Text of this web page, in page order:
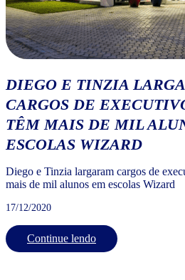
DIEGO E TINZIA
CARGOS DE
TÊM MAIS DE MIL
ESCOLAS WIZARD
Diego e Tinzia largaram cargos de
mais de mil alunos em escolas Wizard
17/12/2020
Continue lendo